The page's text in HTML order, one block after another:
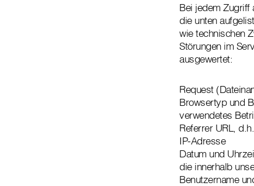
Bei jedem Zugriff
die unten
wie technischen
Störungen im
ausgewertet:
Request
Browsertyp und
verwendetes
Referrer URL,
IP-Adresse
Datum und
die innerhalb
Benutzername